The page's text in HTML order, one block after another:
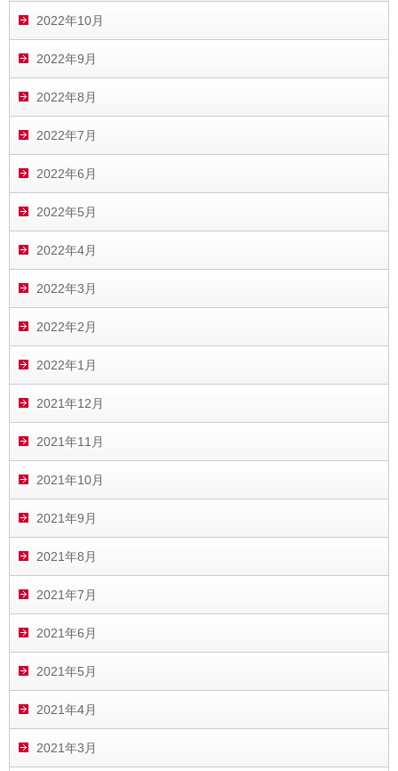
2022年10月
2022年9月
2022年8月
2022年7月
2022年6月
2022年5月
2022年4月
2022年3月
2022年2月
2022年1月
2021年12月
2021年11月
2021年10月
2021年9月
2021年8月
2021年7月
2021年6月
2021年5月
2021年4月
2021年3月